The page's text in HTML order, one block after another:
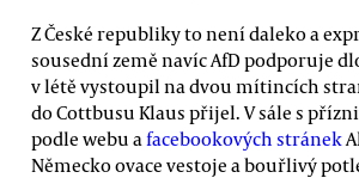
Z České republiky to není daleko a
sousední země navíc AfD podporuje
v létě vystoupil na dvou mítincích
do Cottbusu Klaus přijel. V sále s
podle webu a facebookových stránek
Německo ovace vestoje a bouřlivý